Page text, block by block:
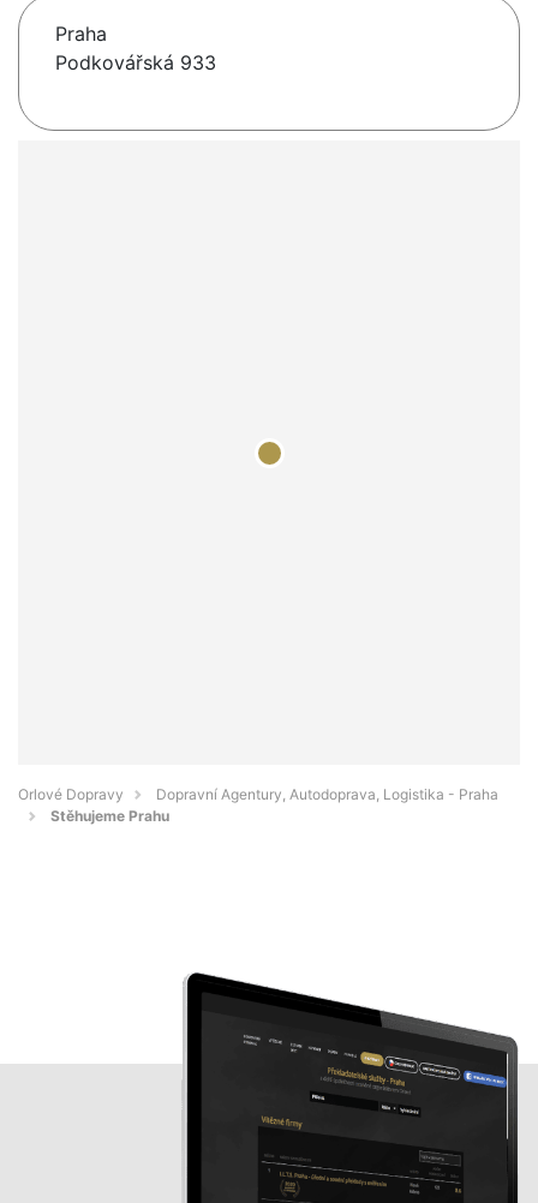
Praha
Podkovářská 933
Orlové Dopravy
Dopravní Agentury, Autodoprava, Logistika - Praha
Stěhujeme Prahu